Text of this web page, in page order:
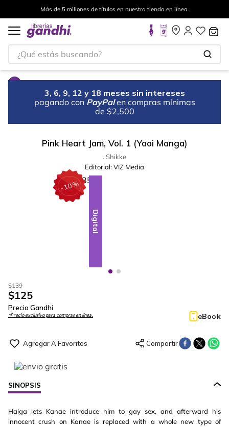
Más de 5 millones de títulos en nuestra tienda en línea.
¿Qué estás buscando?
3, 6, 9, 12 y 18 meses sin intereses
pagando con PayPal en compras mínimas
de $2,500
Pink Heart Jam, Vol. 1 (Yaoi Manga)
. Shikke
Editorial:VIZ Media
-10%
Digital
$139
$125
Precio Gandhi
*Precio exclusivo para compras en línea. eBook
SINOPSIS
Haiga lets Kanae introduce him to gay sex, and afterward his
innocent crush on Kanae is replaced with a whole new type of